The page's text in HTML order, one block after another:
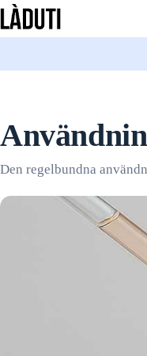
Hoppa
till
innehåll
Den regelbundna